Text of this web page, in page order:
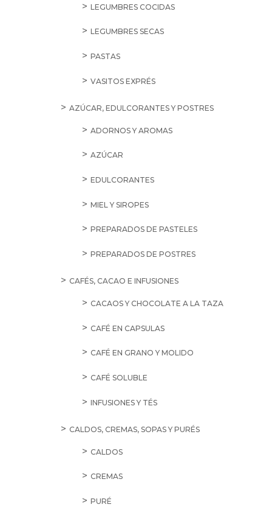
LEGUMBRES COCIDAS
LEGUMBRES SECAS
PASTAS
VASITOS EXPRÉS
AZÚCAR, EDULCORANTES Y POSTRES
ADORNOS Y AROMAS
AZÚCAR
EDULCORANTES
MIEL Y SIROPES
PREPARADOS DE PASTELES
PREPARADOS DE POSTRES
CAFÉS, CACAO E INFUSIONES
CACAOS Y CHOCOLATE A LA TAZA
CAFÉ EN CAPSULAS
CAFÉ EN GRANO Y MOLIDO
CAFÉ SOLUBLE
INFUSIONES Y TÉS
CALDOS, CREMAS, SOPAS Y PURÉS
CALDOS
CREMAS
PURÉ